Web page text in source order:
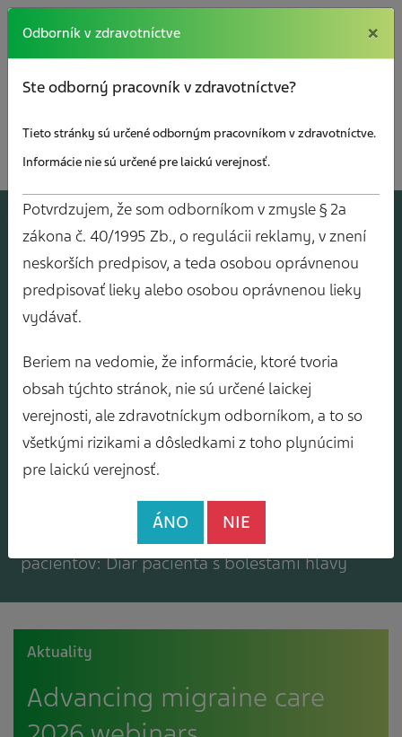
×
AJOV Y
Mám záujem o zasielanie odborného
spravodajcu
pacientov: Diár pacienta s bolesťami hlavy
Aktuality
Advancing migraine care
Odborník v zdravotníctve ×
Ste odborný pracovník v zdravotníctve?
Tieto stránky sú určené odborným pracovníkom v zdravotníctve.
Informácie nie sú určené pre laickú verejnosť.
Potvrdzujem, že som odborníkom v zmysle § 2a
zákona č. 40/1995 Zb., o regulácii reklamy, v znení
neskorších predpisov, a teda osobou oprávnenou
predpisovať lieky alebo osobou oprávnenou lieky
vydávať.
Beriem na vedomie, že informácie, ktoré tvoria
obsah týchto stránok, nie sú určené laickej
verejnosti, ale zdravotníckym odborníkom, a to so
všetkými rizikami a dôsledkami z toho plynúcimi
pre laickú verejnosť.
ÁNO NIE